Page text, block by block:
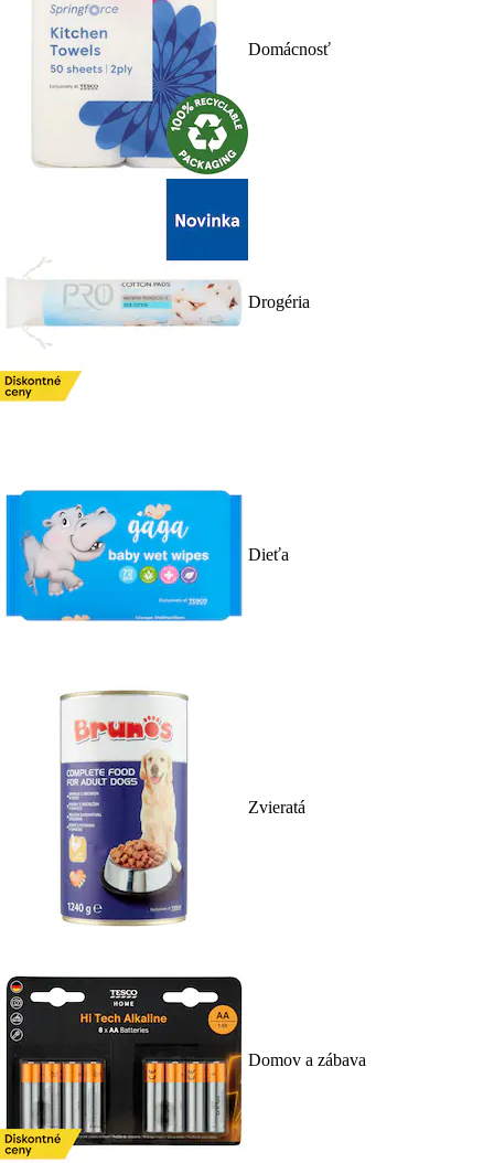
Domácnosť
Drogéria
Dieťa
Zvieratá
Domov a zábava